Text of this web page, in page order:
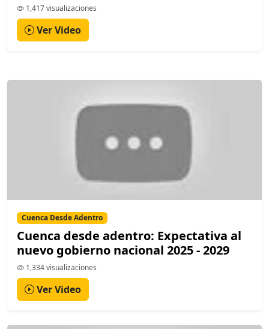
1,417 visualizaciones
Ver Video
Cuenca Desde Adentro
Cuenca desde adentro: Expectativa al
nuevo gobierno nacional 2025 - 2029
1,334 visualizaciones
Ver Video